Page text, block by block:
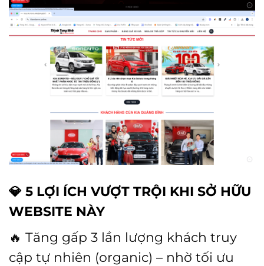
💎 5 LỢI ÍCH VƯỢT TRỘI KHI SỞ HỮU
WEBSITE NÀY
🔥 Tăng gấp 3 lần lượng khách truy
cập tự nhiên (organic) – nhờ tối ưu